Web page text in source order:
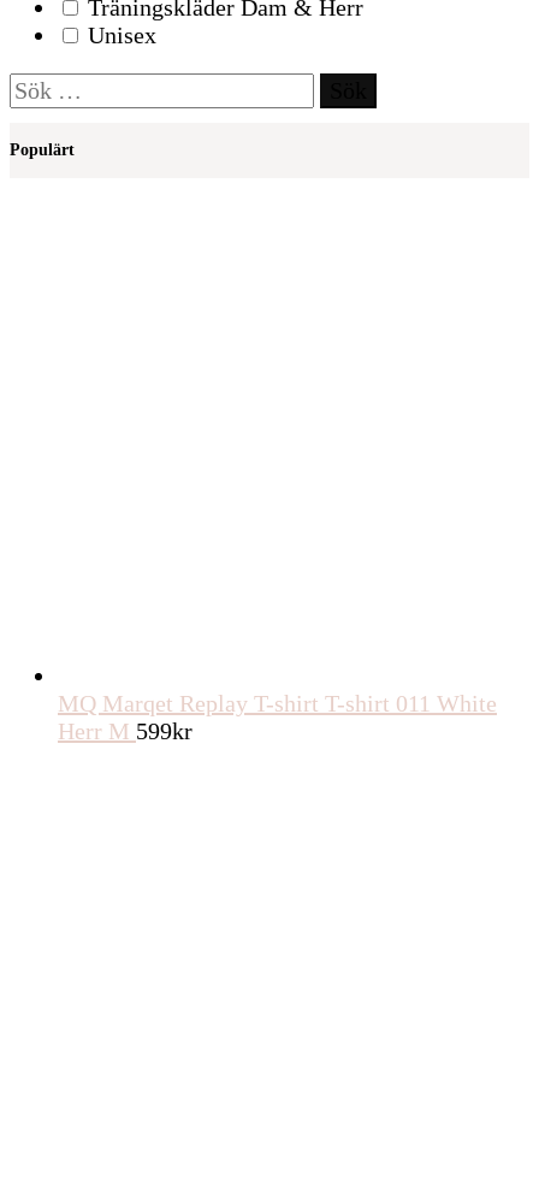
Träningskläder Dam & Herr
Unisex
Sök
efter:
Populärt
MQ Marqet Replay T-shirt T-shirt 011 White
Herr M 599kr